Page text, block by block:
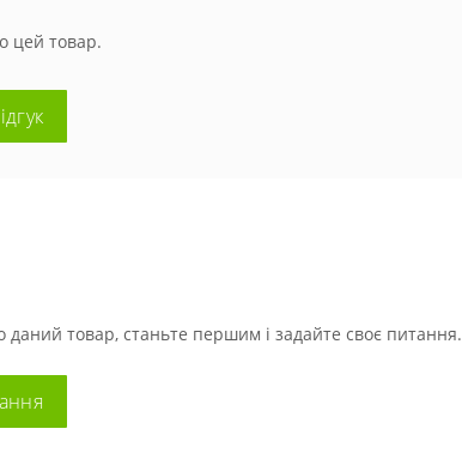
цей товар.
товар, станьте першим і задайте своє питання.